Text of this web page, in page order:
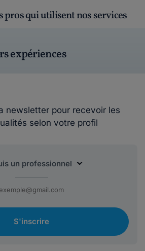
pros qui utilisent nos services
expériences
newsletter pour recevoir les
selon votre profil
S'inscrire